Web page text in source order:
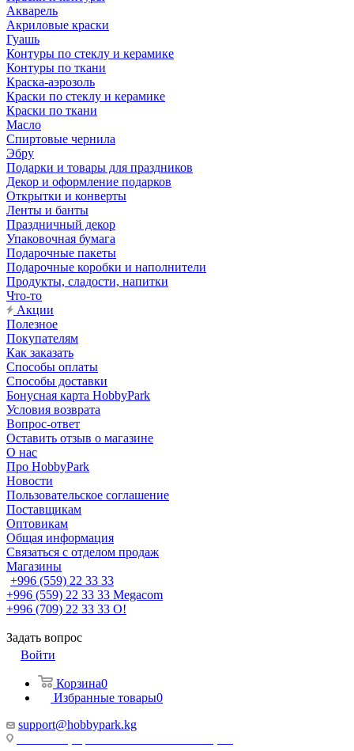
Акварель
Акриловые краски
Гуашь
Контуры по стеклу и керамике
Контуры по ткани
Краска-аэрозоль
Краски по стеклу и керамике
Краски по ткани
Масло
Спиртовые чернила
Эбру
Подарки и товары для праздников
Декор и оформление подарков
Открытки и конверты
Ленты и банты
Праздничный декор
Упаковочная бумага
Подарочные пакеты
Подарочные коробки и наполнители
Продукты, сладости, напитки
Что-то
Акции
Полезное
Покупателям
Как заказать
Способы оплаты
Способы доставки
Бонусная карта HobbyPark
Условия возврата
Вопрос-ответ
Оставить отзыв о магазине
О нас
Про HobbyPark
Новости
Пользовательское соглашение
Поставщикам
Оптовикам
Общая информация
Связаться с отделом продаж
Магазины
+996 (559) 22 33 33
+996 (559) 22 33 33 Megacom
+996 (709) 22 33 33 O!
Задать вопрос
Войти
Корзина0
Избранные товары0
support@hobbypark.kg